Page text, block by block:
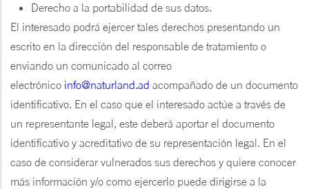
Derecho a la portabilidad de sus datos.
El interesado podrá ejercer tales derechos presentando un
escrito en la dirección del responsable de tratamiento o
enviando un comunicado al correo
electrónico info@naturland.ad acompañado de un documento
identificativo. En el caso que el interesado actúe a través de
un representante legal, este deberá aportar el documento
identificativo y acreditativo de su representación legal. En el
caso de considerar vulnerados sus derechos y quiere conocer
más información y/o como ejercerlo puede dirigirse a la